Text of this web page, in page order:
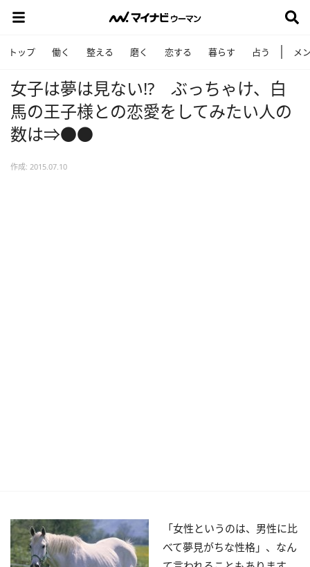
トップ 働く 整える 磨く 恋する 暮らす 占う メ
女子は夢は見ない!? ぶっちゃけ、白
馬の王子様との恋愛をしてみたい人の
数は⇒●●
作成: 2015.07.10
「女性というのは、男性に比
べて夢見がちな性格」、なん